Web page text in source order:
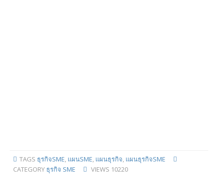
TAGS ธุรกิจSME, แผนSME, แผนธุรกิจ, แผนธุรกิจSME
CATEGORY ธุรกิจ SME VIEWS 10220